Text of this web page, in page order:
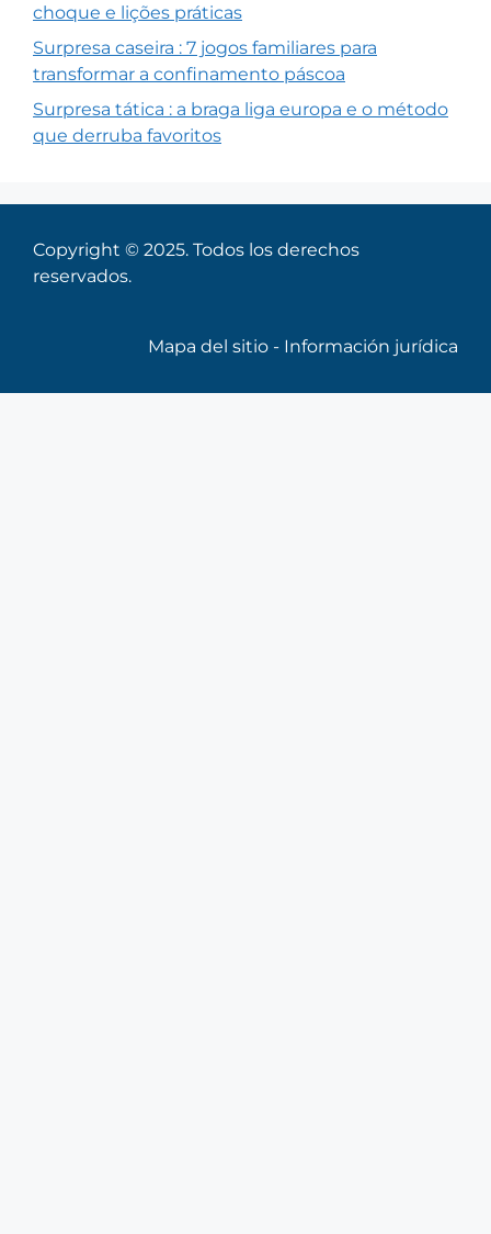
choque e lições práticas
Surpresa caseira : 7 jogos familiares para
transformar a confinamento páscoa
Surpresa tática : a braga liga europa e o método
que derruba favoritos
Copyright © 2025. Todos los derechos
reservados.
Mapa del sitio - Información jurídica